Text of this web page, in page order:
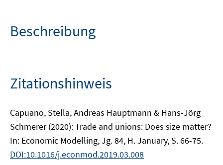
Beschreibung
Zitationshinweis
Capuano, Stella, Andreas Hauptmann & Hans-Jörg
Schmerer (2020): Trade and unions: Does size matter?
In: Economic Modelling, Jg. 84, H. January, S. 66-75.
DOI:10.1016/j.econmod.2019.03.008